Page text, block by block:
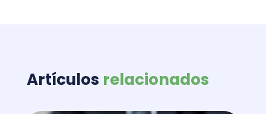
Artículos relacionados